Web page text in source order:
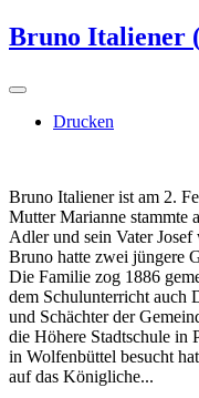
Bruno Italiener
Drucken
Bruno Italiener ist am 2.
Mutter Marianne stammte
Adler und sein Vater
Bruno hatte zwei jüngere
Die Familie zog 1886
dem Schulunterricht auch
und Schächter der
die Höhere Stadtschule in
in Wolfenbüttel besucht
auf das Königliche...